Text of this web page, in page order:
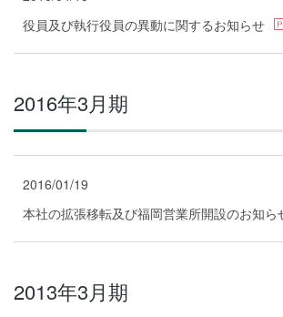
役員及び執行役員の異動に関するお知らせ
2016年3月期
2016/01/19
本社の拡張移転及び福岡営業所開設のお知ら
2013年3月期